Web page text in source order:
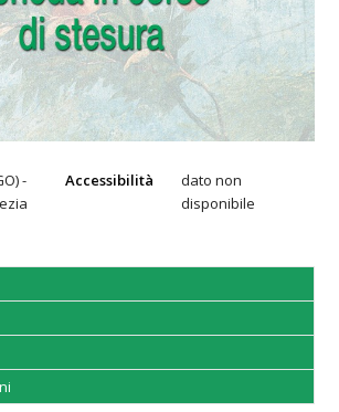
-
Accessibilità
dato non
disponibile